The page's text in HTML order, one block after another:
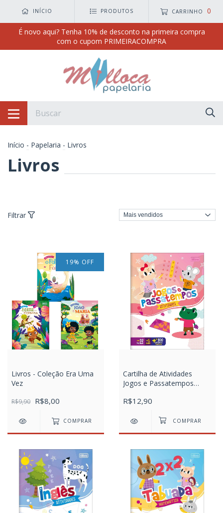
INÍCIO PRODUTOS CARRINHO 0
É novo aqui? Tenha 10% de desconto na primeira compra
com o cupom PRIMEIRACOMPRA
Início - Papelaria - Livros
Livros
Filtrar
19% OFF
Livros - Coleção Era Uma
Vez
R$9,90 R$8,00
COMPRAR
Cartilha de Atividades
Jogos e Passatempos
16 Folhas
R$12,90